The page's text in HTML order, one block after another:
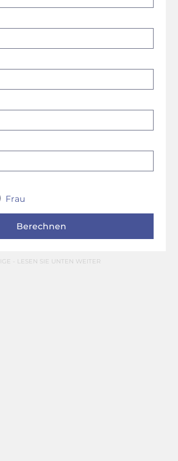
Frau
- LESEN SIE UNTEN WEITER